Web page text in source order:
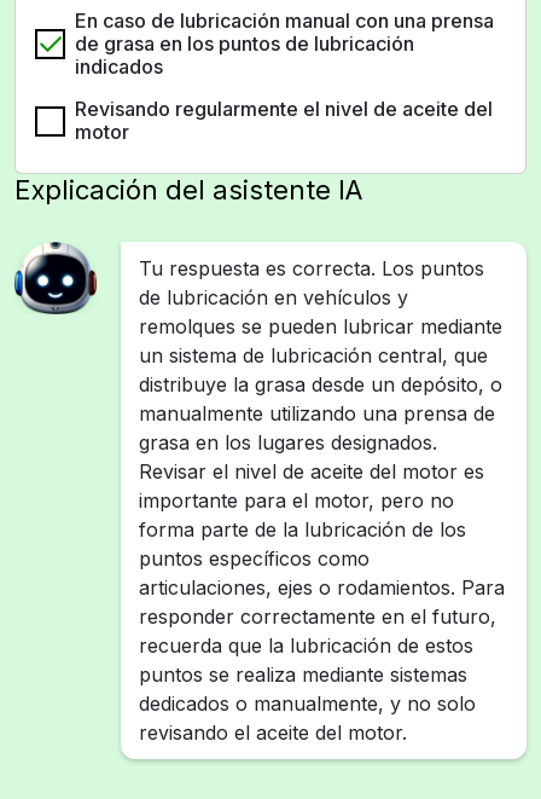
En caso de lubricación manual con una prensa
de grasa en los puntos de lubricación
indicados
Revisando regularmente el nivel de aceite del
motor
Explicación del asistente IA
Tu respuesta es correcta. Los puntos
de lubricación en vehículos y
remolques se pueden lubricar mediante
un sistema de lubricación central, que
distribuye la grasa desde un depósito, o
manualmente utilizando una prensa de
grasa en los lugares designados.
Revisar el nivel de aceite del motor es
importante para el motor, pero no
forma parte de la lubricación de los
puntos específicos como
articulaciones, ejes o rodamientos. Para
responder correctamente en el futuro,
recuerda que la lubricación de estos
puntos se realiza mediante sistemas
dedicados o manualmente, y no solo
revisando el aceite del motor.